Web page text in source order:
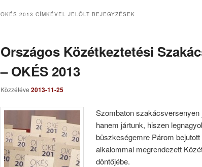
OKÉS 2013 CÍMKÉVEL JELÖLT BEJEGYZÉSEK
Országos Közétkeztetési
– OKÉS 2013
Közzétéve 2013-11-25
Szombaton
hanem jártunk, hiszen
büszkeségemre Párom
alkalommal megrendezett
döntőjébe.